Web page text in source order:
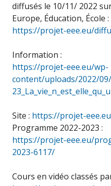
diffusés le 10/11/ 2022
Europe, Éducation, École :
https://projet-eee.eu/
Information :
https://projet-eee.eu/wp-
content/uploads/2022/
Site : https://projet-eee.eu
Programme 2022-2023 :
https://projet-eee.eu/
2023-6117/
Cours en vidéo classés